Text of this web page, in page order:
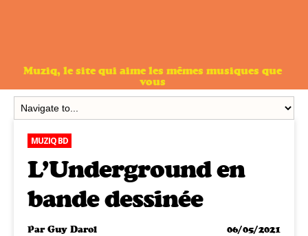
Muziq, le site qui aime les mêmes musiques que
vous
MUZIQ BD
L’Underground en
bande dessinée
ParGuy Darol 06/05/2021